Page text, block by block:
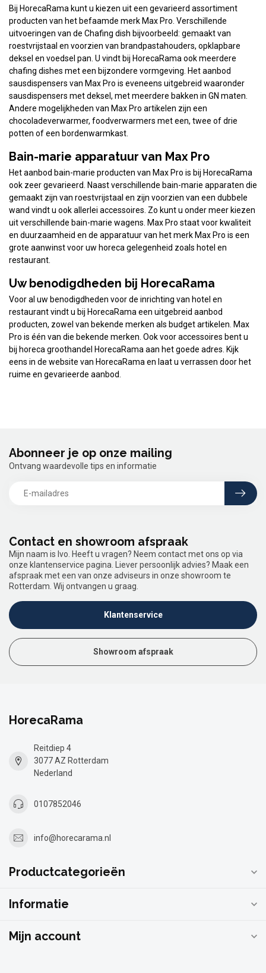
Bij HorecaRama kunt u kiezen uit een gevarieerd assortiment
producten van het befaamde merk Max Pro. Verschillende
uitvoeringen van de Chafing dish bijvoorbeeld: gemaakt van
roestvrijstaal en voorzien van brandpastahouders, opklapbare
deksel en voedsel pan. U vindt bij HorecaRama ook meerdere
chafing dishes met een bijzondere vormgeving. Het aanbod
sausdispensers van Max Pro is eveneens uitgebreid waaronder
sausdispensers met deksel, met meerdere bakken in GN maten.
Andere mogelijkheden van Max Pro artikelen zijn een
chocoladeverwarmer, foodverwarmers met een, twee of drie
potten of een bordenwarmkast.
Bain-marie apparatuur van Max Pro
Het aanbod bain-marie producten van Max Pro is bij HorecaRama
ook zeer gevarieerd. Naast verschillende bain-marie apparaten die
gemaakt zijn van roestvrijstaal en zijn voorzien van een dubbele
wand vindt u ook allerlei accessoires. Zo kunt u onder meer kiezen
uit verschillende bain-marie wagens. Max Pro staat voor kwaliteit
en duurzaamheid en de apparatuur van het merk Max Pro is een
grote aanwinst voor uw horeca gelegenheid zoals hotel en
restaurant.
Uw benodigdheden bij HorecaRama
Voor al uw benodigdheden voor de inrichting van hotel en
restaurant vindt u bij HorecaRama een uitgebreid aanbod
producten, zowel van bekende merken als budget artikelen. Max
Pro is één van die bekende merken. Ook voor accessoires bent u
bij horeca groothandel HorecaRama aan het goede adres. Kijk
eens in de website van HorecaRama en laat u verrassen door het
ruime en gevarieerde aanbod.
Contact en showroom afspraak
Mijn naam is Ivo. Heeft u vragen? Neem contact met ons op via
onze klantenservice pagina. Liever persoonlijk advies? Maak een
afspraak met een van onze adviseurs in onze showroom te
Rotterdam. Wij ontvangen u graag.
Klantenservice
Showroom afspraak
Abonneer je op onze mailing
Ontvang waardevolle tips en informatie
HorecaRama
Reitdiep 4
3077 AZ Rotterdam
Nederland
0107852046
info@horecarama.nl
Productcategorieën
Informatie
Mijn account